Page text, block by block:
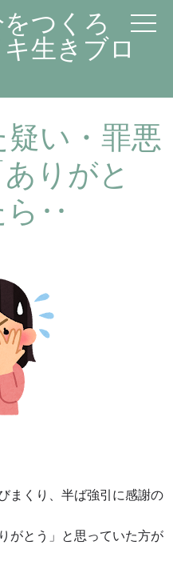
つくろ
生きブロ
い・罪悪
りがと
ら‥
まくり、半ば強引に感謝の
がとう」と思っていた方が